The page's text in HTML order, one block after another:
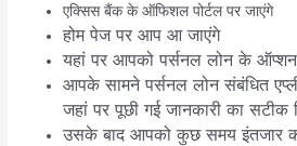
एक्सिस बैंक के ऑफिशल पोर्टल पर जाएंगे
होम पेज पर आप आ जाएंगे
यहां पर आपको पर्सनल लोन के
आपके सामने पर्सनल लोन संबंधित
जहां पर पूछी गई जानकारी का सटीक
उसके बाद आपको कुछ समय इंतजार